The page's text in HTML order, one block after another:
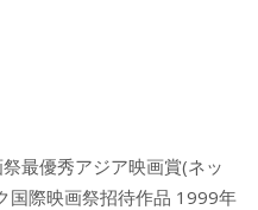
最優秀アジア映画賞(ネッ
国際映画祭招待作品 1999年